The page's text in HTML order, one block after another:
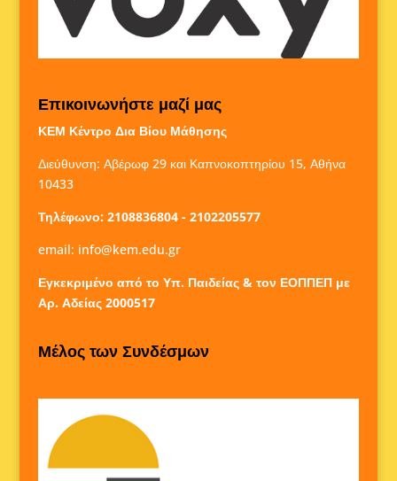
Επικοινωνήστε μαζί μας
ΚΕΜ Κέντρο Δια Βίου Μάθησης
Διεύθυνση: Αβέρωφ 29 και Καπνοκοπτηρίου 15, Αθήνα
10433
Τηλέφωνο: 2108836804 - 2102205577
email: info@kem.edu.gr
Εγκεκριμένο από το Υπ. Παιδείας & τον ΕΟΠΠΕΠ με
Αρ. Αδείας 2000517
Μέλος των Συνδέσμων